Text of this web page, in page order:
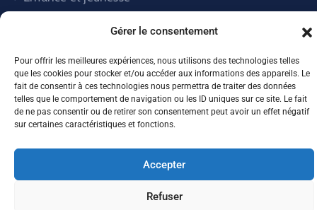
Gérer le consentement
Pour offrir les meilleures expériences, nous utilisons des technologies telles
que les cookies pour stocker et/ou accéder aux informations des appareils. Le
fait de consentir à ces technologies nous permettra de traiter des données
telles que le comportement de navigation ou les ID uniques sur ce site. Le fait
de ne pas consentir ou de retirer son consentement peut avoir un effet négatif
sur certaines caractéristiques et fonctions.
Accepter
Refuser
ENVIRONNEMENT
Mairie de Thaon© 2026